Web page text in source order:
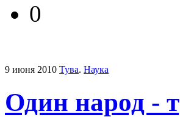
0
9 июня 2010 Тува. Наука
Один народ -